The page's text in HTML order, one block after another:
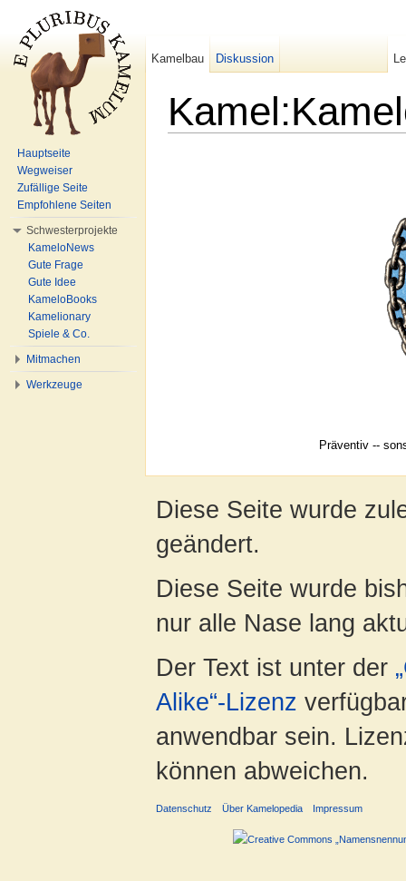
Präventiv --
Kamelbau Diskussion
Hauptseite
Wegweiser
Zufällige Seite
Empfohlene Seiten
Schwesterprojekte
KameloNews
Gute Frage
Gute Idee
KameloBooks
Kamelionary
Spiele & Co.
Mitmachen
Werkzeuge
Diese Seite wurde
geändert.
Diese Seite wurde
nur alle Nase lang
Der Text ist unter der
Alike“-Lizenz
anwendbar sein.
können abweichen.
Datenschutz Über Kamelopedia Impressum